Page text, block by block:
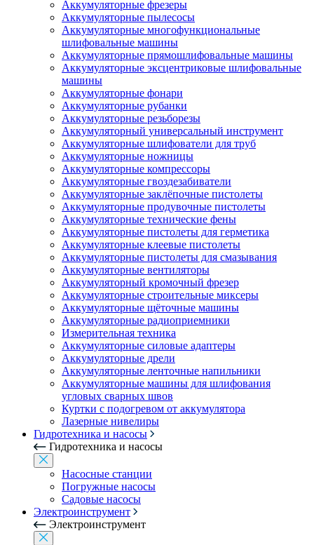
Аккумуляторные фрезеры
Аккумуляторные пылесосы
Аккумуляторные многофункциональные
шлифовальные машины
Аккумуляторные прямошлифовальные машины
Аккумуляторные эксцентриковые шлифовальные
машины
Аккумуляторные фонари
Аккумуляторные рубанки
Аккумуляторные резьборезы
Аккумуляторный универсальный инструмент
Аккумуляторные шлифователи для труб
Аккумуляторные ножницы
Аккумуляторные компрессоры
Аккумуляторные гвоздезабиватели
Аккумуляторные заклёпочные пистолеты
Аккумуляторные продувочные пистолеты
Аккумуляторные технические фены
Аккумуляторные пистолеты для герметика
Аккумуляторные клеевые пистолеты
Аккумуляторные пистолеты для смазывания
Аккумуляторные вентиляторы
Аккумуляторный кромочный фрезер
Аккумуляторные строительные миксеры
Аккумуляторные щёточные машины
Аккумуляторные радиоприемники
Измерительная техника
Аккумуляторные силовые адаптеры
Аккумуляторные дрели
Аккумуляторные ленточные напильники
Аккумуляторные машины для шлифования
угловых сварных швов
Куртки с подогревом от аккумулятора
Лазерные нивелиры
Гидротехника и насосы
Гидротехника и насосы
Насосные станции
Погружные насосы
Садовые насосы
Электроинструмент
Электроинструмент